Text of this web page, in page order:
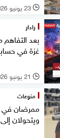
l 23 يونيو 2026
رادار
بعد
غزة في
l 21 يونيو 2026
منوعات
ممرضان في
ويتحولان